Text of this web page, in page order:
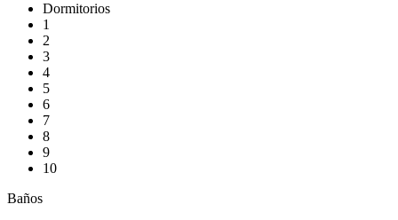
Dormitorios
1
2
3
4
5
6
7
8
9
10
Baños